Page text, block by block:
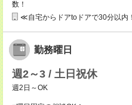
数！
≪自宅からドアtoドアで30分以内
勤務曜日
週2～3 / 土日祝休
週2日～OK